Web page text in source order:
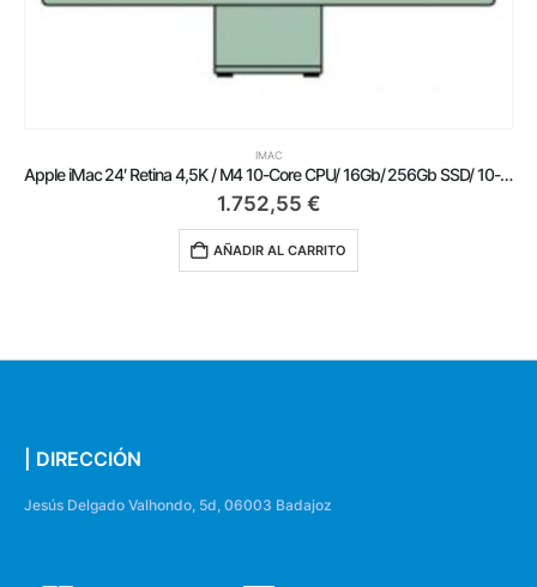
IMAC
Apple iMac 24′ Retina 4,5K / M4 10-Core CPU/ 16Gb/ 256Gb SSD/ 10-Core GPU/ Verde
1.752,55 €
AÑADIR AL CARRITO
| DIRECCIÓN
Jesús Delgado Valhondo, 5d, 06003 Badajoz